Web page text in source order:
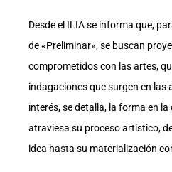
Desde el ILIA se informa que,
de «Preliminar», se buscan
comprometidos con las artes,
indagaciones que surgen en las
interés, se detalla, la forma en
atraviesa su proceso artístico,
idea hasta su materialización